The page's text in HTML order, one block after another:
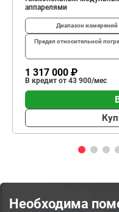
аппарелями
Диапазон
Предел относительной
1 317 000 ₽
В кредит от 43 900/мес
Необходима